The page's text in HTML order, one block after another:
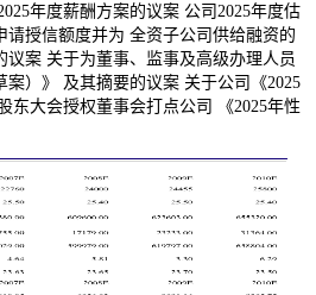
年度薪酬方案的议案 公司2025年度估
授信额度并为 全资子公司供给融资的
案 关于为董事、监事及高级办理人员
）》 及其摘要的议案 关于公司《2025
东大会授权董事会打点公司 《2025年性